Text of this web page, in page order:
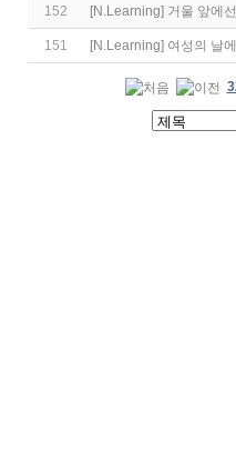
152 [N.Learning] 거울 앞에
151 [N.Learning] 여성의 날